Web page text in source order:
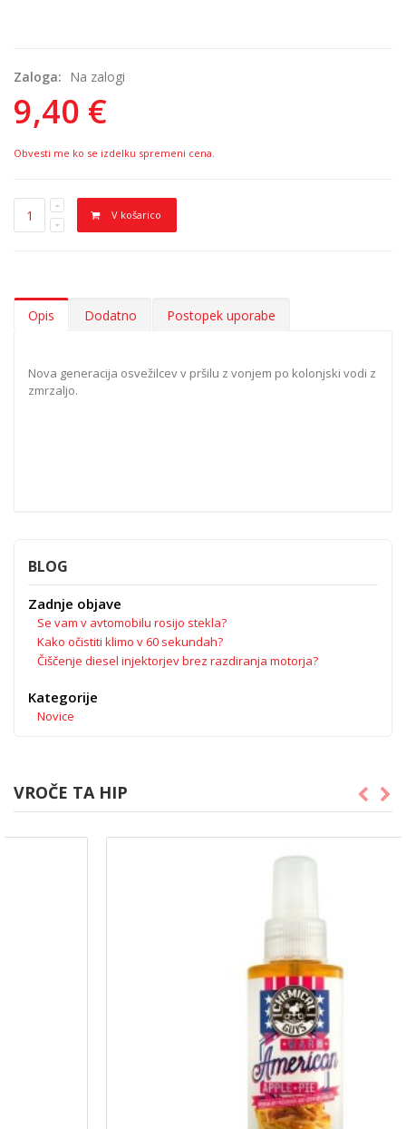
Zaloga: Na zalogi
9,40 €
Obvesti me ko se izdelku spremeni cena.
V košarico
Opis Dodatno Postopek uporabe
Nova generacija osvežilcev v pršilu z vonjem po kolonjski vodi z
zmrzaljo.
BLOG
Zadnje objave
Se vam v avtomobilu rosijo stekla?
Kako očistiti klimo v 60 sekundah?
Čiščenje diesel injektorjev brez razdiranja motorja?
Kategorije
Novice
VROČE TA HIP